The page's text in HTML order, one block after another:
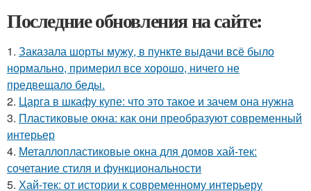
Последние обновления на сайте:
1. Заказала шорты мужу, в пункте выдачи всё было
нормально, примерил все хорошо, ничего не
предвещало беды.
2. Царга в шкафу купе: что это такое и зачем она нужна
3. Пластиковые окна: как они преобразуют современный
интерьер
4. Металлопластиковые окна для домов хай-тек:
сочетание стиля и функциональности
5. Хай-тек: от истории к современному интерьеру